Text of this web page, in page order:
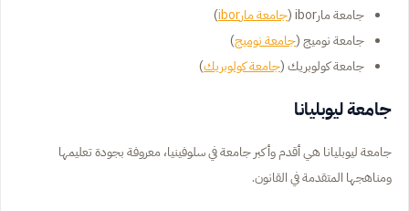
جامعة مارibor (
جامعة مارibor
)
جامعة نوميج (جامعة نوميج)
جامعة كولوبريك (جامعة كولوبريك)
جامعة ليوبليانا
جامعة ليوبليانا هي أقدم وأكبر جامعة في سلوفينيا، معروفة بجودة تعليمها
ومناهجها المتقدمة في القانون.